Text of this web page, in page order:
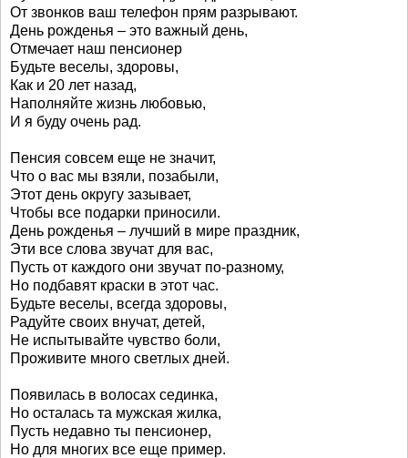
От звонков ваш телефон прям разрывают.
День рожденья – это важный день,
Отмечает наш пенсионер
Будьте веселы, здоровы,
Как и 20 лет назад,
Наполняйте жизнь любовью,
И я буду очень рад.
Пенсия совсем еще не значит,
Что о вас мы взяли, позабыли,
Этот день округу зазывает,
Чтобы все подарки приносили.
День рожденья – лучший в мире праздник,
Эти все слова звучат для вас,
Пусть от каждого они звучат по-разному,
Но подбавят краски в этот час.
Будьте веселы, всегда здоровы,
Радуйте своих внучат, детей,
Не испытывайте чувство боли,
Проживите много светлых дней.
Появилась в волосах сединка,
Но осталась та мужская жилка,
Пусть недавно ты пенсионер,
Но для многих все еще пример.